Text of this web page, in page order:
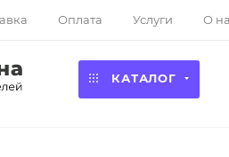
Оплата Услуги О
КАТАЛОГ